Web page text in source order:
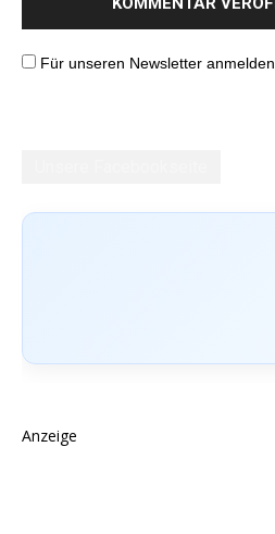
Für unseren Newsletter anmelden
Anzeige